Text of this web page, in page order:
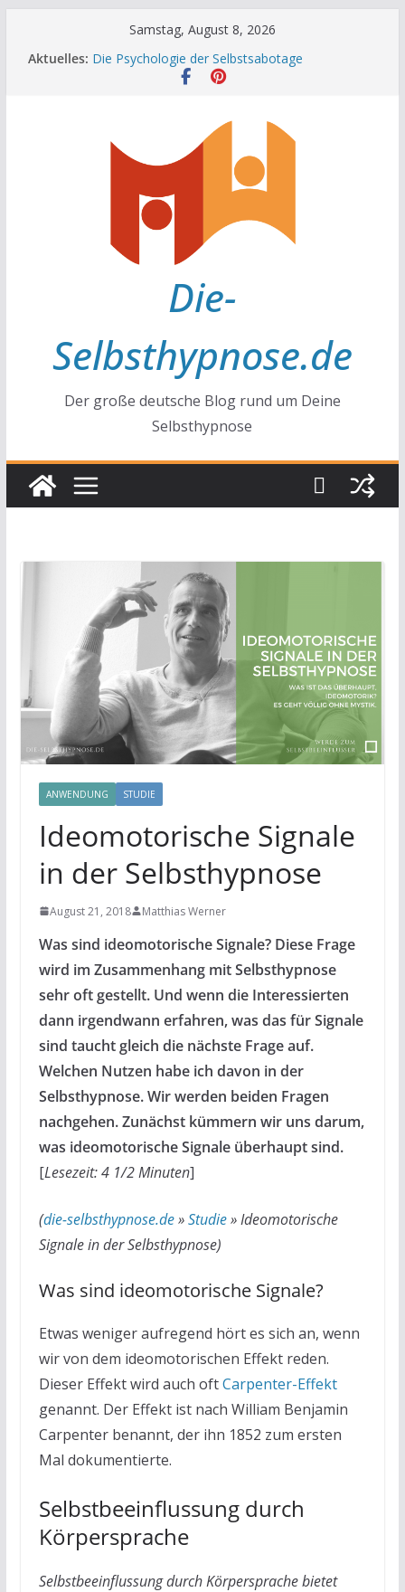
Samstag, August 8, 2026
Aktuelles:
Achtsamkeit im Alltag
Die Psychologie der Selbstsabotage
Die Wissenschaft hinter Neugier und Kreativität
Die Wissenschaft der Gewohnheiten
Die-
Selbsthypnose.de
Der große deutsche Blog rund um Deine
Selbsthypnose
ANWENDUNG STUDIE
Ideomotorische Signale
in der Selbsthypnose
August 21, 2018 Matthias Werner
Was sind ideomotorische Signale? Diese Frage
wird im Zusammenhang mit Selbsthypnose
sehr oft gestellt. Und wenn die Interessierten
dann irgendwann erfahren, was das für Signale
sind taucht gleich die nächste Frage auf.
Welchen Nutzen habe ich davon in der
Selbsthypnose. Wir werden beiden Fragen
nachgehen. Zunächst kümmern wir uns darum,
was ideomotorische Signale überhaupt sind.
[Lesezeit: 4 1/2 Minuten]
(die-selbsthypnose.de»Studie»Ideomotorische
Signale in der Selbsthypnose)
Was sind ideomotorische Signale?
Etwas weniger aufregend hört es sich an, wenn
wir von dem ideomotorischen Effekt reden.
Dieser Effekt wird auch oftCarpenter-Effekt
genannt. Der Effekt ist nach William Benjamin
Carpenter benannt, der ihn 1852 zum ersten
Mal dokumentierte.
Selbstbeeinflussung durch
Körpersprache
Selbstbeeinflussung durch Körpersprache bietet